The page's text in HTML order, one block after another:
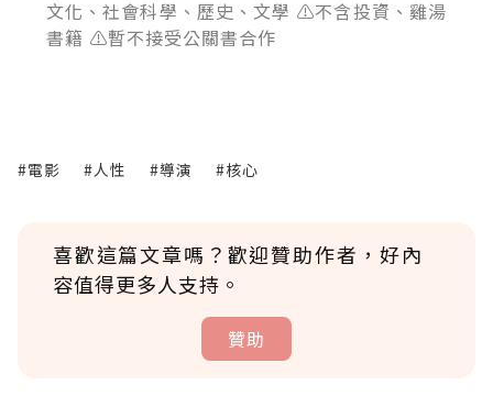
文化、社會科學、歷史、文學 ⚠️不含投資、雞湯
書籍 ⚠️暫不接受公關書合作
#電影 #人性 #導演 #核心
喜歡這篇文章嗎？歡迎贊助作者，好內
容值得更多人支持。
贊助